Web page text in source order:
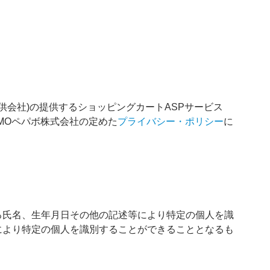
会社)の提供するショッピングカートASPサービス
ペパボ株式会社の定めたプライバシー・ポリシーに
名、生年月日その他の記述等により特定の個人を識
り特定の個人を識別することができることとなるも